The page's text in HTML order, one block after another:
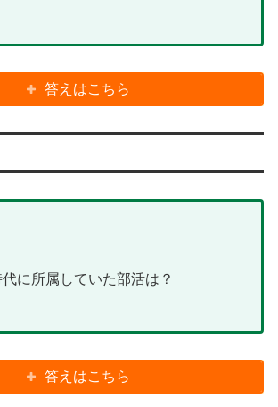
答えはこちら
に所属していた部活は？
答えはこちら